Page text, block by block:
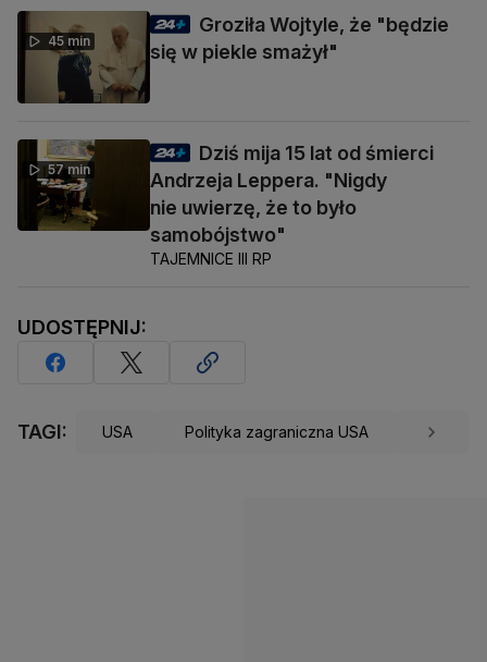
45 min
Groziła Wojtyle, że "będzie
się w piekle smażył"
57 min
Dziś mija 15 lat od śmierci
Andrzeja Leppera. "Nigdy
nie uwierzę, że to było
samobójstwo"
TAJEMNICE III RP
UDOSTĘPNIJ:
TAGI: USA Polityka zagraniczna USA